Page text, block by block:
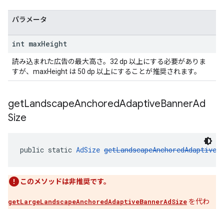
パラメータ
int maxHeight
読み込まれた広告の最大高さ。32 dp 以上にする必要がありま
すが、maxHeight は 50 dp 以上にすることが推奨されます。
getLandscapeAnchoredAdaptiveBannerAd
Size
public static AdSize
このメソッドは非推奨です。
getLargeLandscapeAnchoredAdaptiveBannerAdSize を代わ